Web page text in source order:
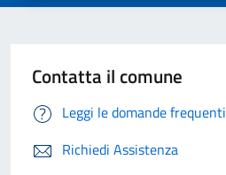
Contatta il comune
Leggi le domande frequenti
Richiedi Assistenza